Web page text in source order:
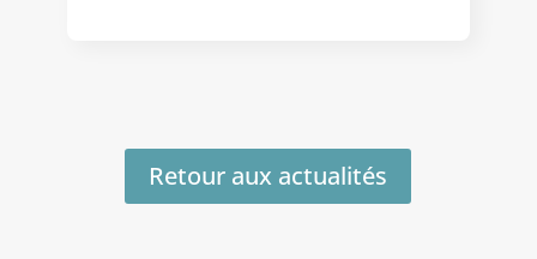
Retour aux actualités